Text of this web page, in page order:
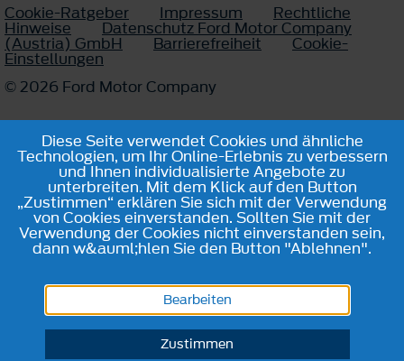
Cookie-Ratgeber Impressum Rechtliche
Hinweise Datenschutz Ford Motor Company
(Austria) GmbH Barrierefreiheit Cookie-
Einstellungen
© 2026 Ford Motor Company
Diese Seite verwendet Cookies und ähnliche
Technologien, um Ihr Online-Erlebnis zu verbessern
und Ihnen individualisierte Angebote zu
unterbreiten. Mit dem Klick auf den Button
„Zustimmen“ erklären Sie sich mit der Verwendung
von Cookies einverstanden. Sollten Sie mit der
Verwendung der Cookies nicht einverstanden sein,
dann w&auml;hlen Sie den Button "Ablehnen".
Bearbeiten
Zustimmen